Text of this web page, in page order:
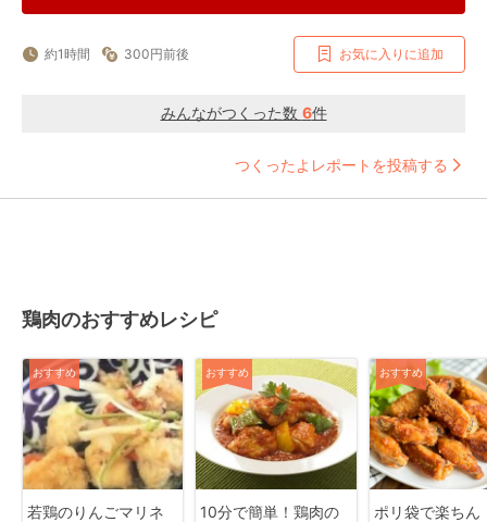
約1時間 300円前後 お気に入りに追加
みんながつくった数 6件
つくったよレポートを投稿する
鶏肉のおすすめレシピ
おすすめ
若鶏のりんごマリネ
おすすめ
10分で簡単！鶏肉の
おすすめ
ポリ袋で楽ちん